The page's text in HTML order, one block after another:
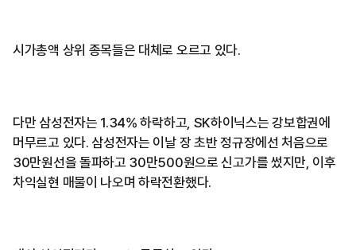
시가총액 상위 종목들은 대체로 오르고 있다.
다만 삼성전자는 1.34% 하락하고, SK하이닉스는 강보합권에
머무르고 있다. 삼성전자는 이날 장 초반 정규장에선 처음으로
30만원선을 돌파하고 30만500원으로 신고가를 썼지만, 이후
차익실현 매물이 나오며 하락전환했다.